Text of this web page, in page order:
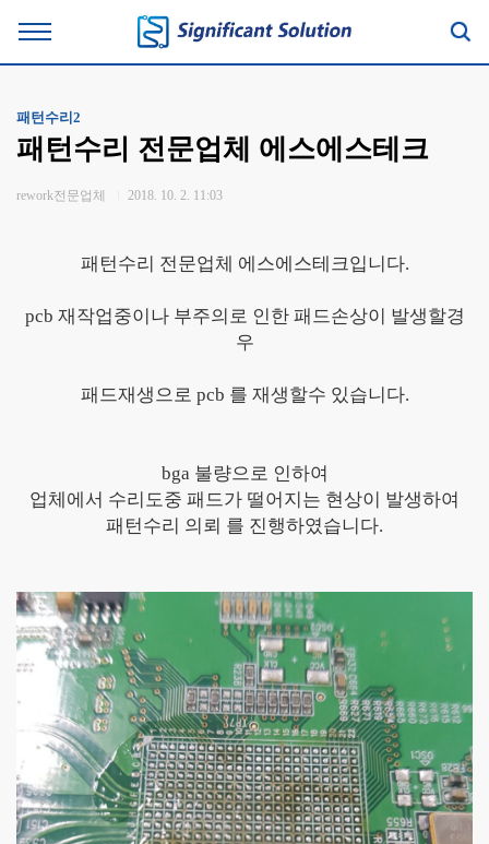
패턴수리2
패턴수리 전문업체 에스에스테크
rework전문업체 2018. 10. 2. 11:03
패턴수리 전문업체 에스에스테크입니다.
pcb 재작업중이나 부주의로 인한 패드손상이 발생할경
우
패드재생으로 pcb 를 재생할수 있습니다.
bga 불량으로 인하여
업체에서 수리도중 패드가 떨어지는 현상이 발생하여
패턴수리 의뢰 를 진행하였습니다.